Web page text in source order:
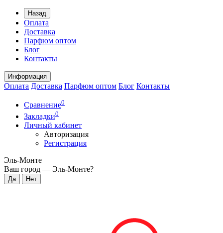
Назад
Оплата
Доставка
Парфюм оптом
Блог
Контакты
Информация
Оплата Доставка Парфюм оптом Блог Контакты
Сравнение0
Закладки0
Личный кабинет
Авторизация
Регистрация
Эль-Монте
Ваш город — Эль-Монте?